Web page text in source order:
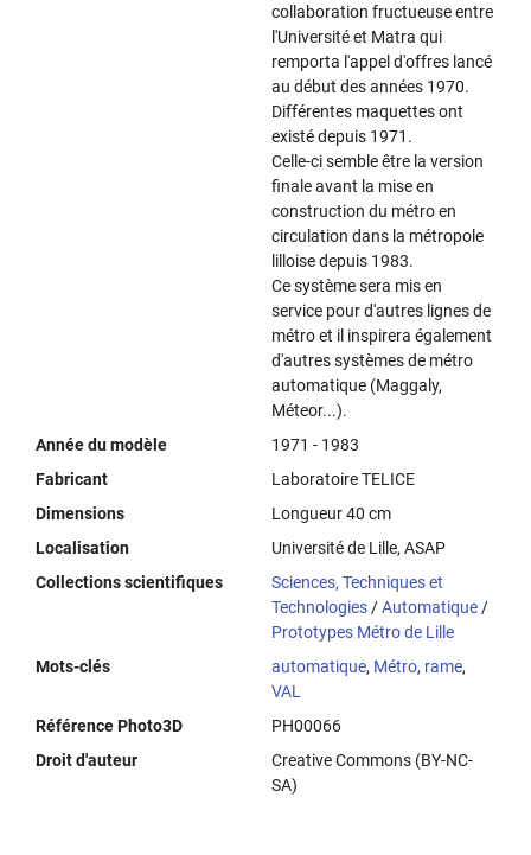
collaboration fructueuse entre
l'Université et Matra qui
remporta l'appel d'offres lancé
au début des années 1970.
Différentes maquettes ont
existé depuis 1971.
Celle-ci semble être la version
finale avant la mise en
construction du métro en
circulation dans la métropole
lilloise depuis 1983.
Ce système sera mis en
service pour d'autres lignes de
métro et il inspirera également
d'autres systèmes de métro
automatique (Maggaly,
Méteor...).
Année du modèle
1971 - 1983
Fabricant
Laboratoire TELICE
Dimensions
Longueur 40 cm
Localisation
Université de Lille, ASAP
Collections scientifiques
Sciences, Techniques et
Technologies/Automatique/
Prototypes Métro de Lille
Mots-clés
automatique, Métro, rame,
VAL
Référence Photo3D
PH00066
Droit d'auteur
Creative Commons (BY-NC-
SA)